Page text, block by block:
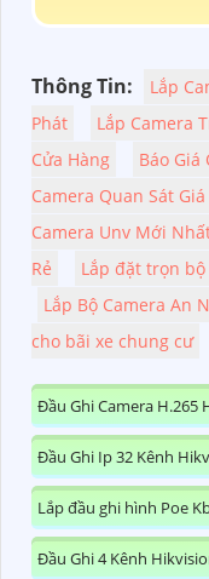
Thông Tin:
Lắp
Phát
Lắp Camera
Cửa Hàng
Báo Giá
Camera Quan Sát
Camera Unv Mới
Rẻ
Lắp đặt trọn
Lắp Bộ Camera An
cho bãi xe chung cư
Đầu Ghi Camera H.265
Đầu Ghi Ip 32 Kênh
Lắp đầu ghi hình Poe
Đầu Ghi 4 Kênh